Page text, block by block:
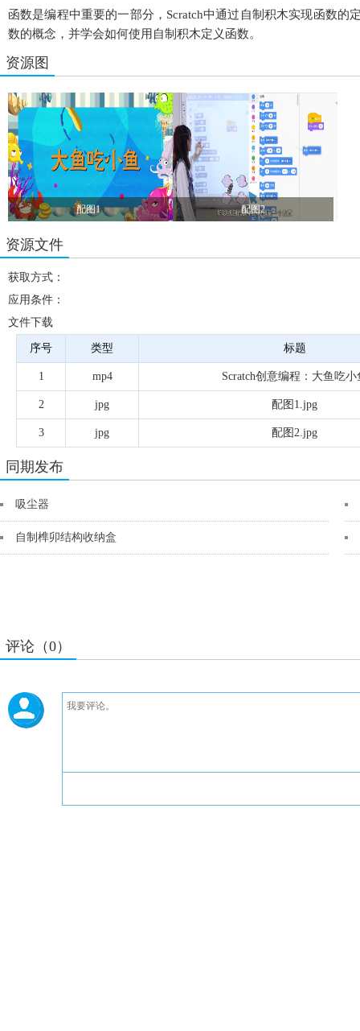
函数是编程中重要的一部分，Scratch中通过自制积木实现函数
数的概念，并学会如何使用自制积木定义函数。
资源图
配图1 配图2
资源文件
获取方式：
应用条件：
文件下载
序号 类型 标题
1 mp4 Scratch创意编程：大鱼吃小
2 jpg 配图1.jpg
3 jpg 配图2.jpg
同期发布
吸尘器
自制榫卯结构收纳盒
评论（0）